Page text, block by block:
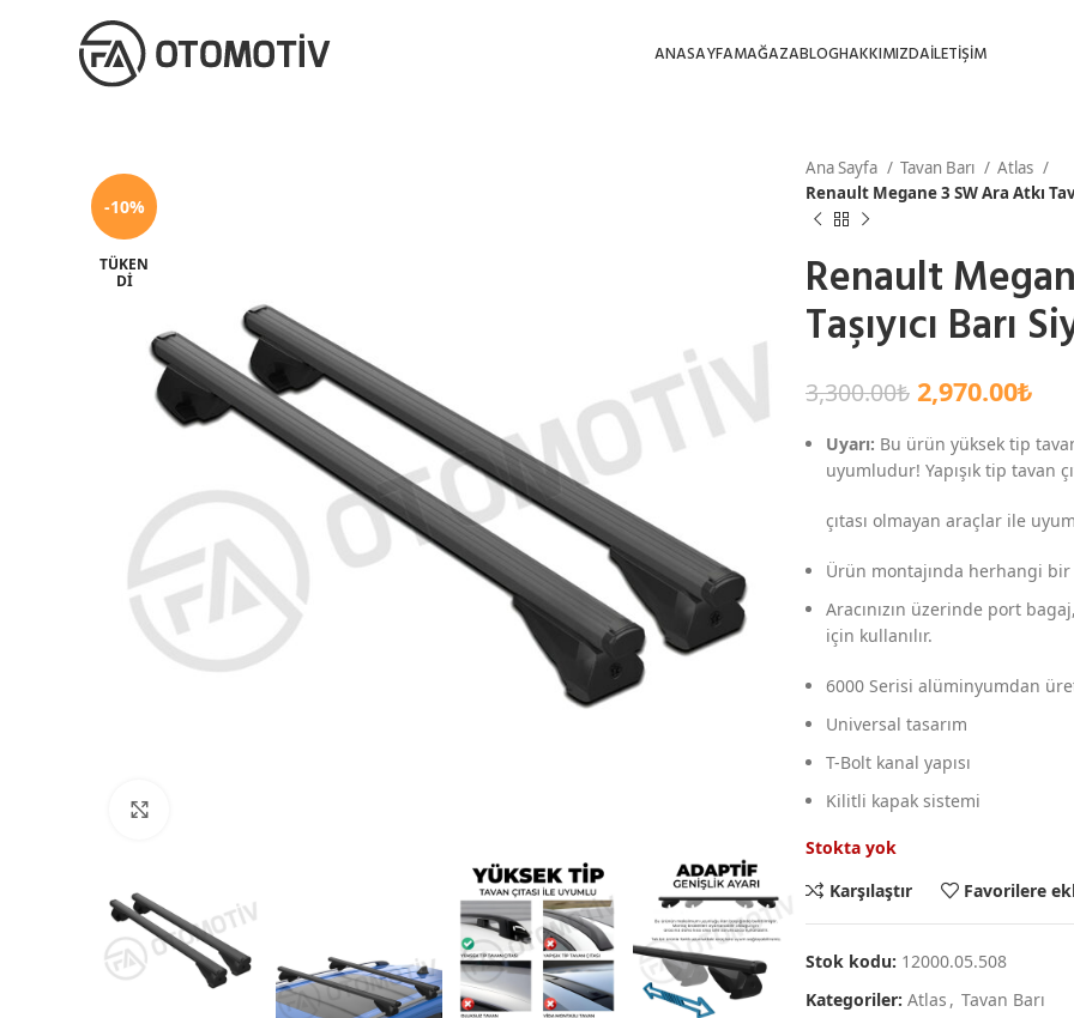
ANASAYFAMAĞAZABLOGHAKKIMIZDAİLETİŞİM
-10%
TÜKEN
DI
Ana Sayfa Tavan Barı
Atlas
Renault Megane 3 SW Ara Atkı
Renault
Taşıyıcı Barı
3,300.00₺ 2,970.00₺
Uyarı: Bu ürün yüksek tip
uyumludur! Yapışık tip tavan
çıtası olmayan araçlar ile
Ürün montajında herhangi
Aracınızın üzerinde port
için kullanılır.
6000 Serisi alüminyumdan
Universal tasarım
T-Bolt kanal yapısı
Kilitli kapak sistemi
Stokta yok
Karşılaştır
Favorilere
Stok kodu: 12000.05.508
Kategoriler: Atlas , Tavan Barı